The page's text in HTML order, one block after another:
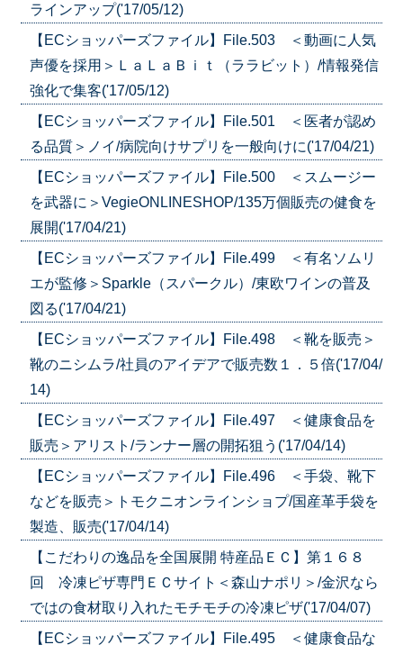
ラインアップ('17/05/12)
【ECショッパーズファイル】File.503 ＜動画に人気
声優を採用＞ＬａＬａＢｉｔ（ララビット）/情報発信
強化で集客('17/05/12)
【ECショッパーズファイル】File.501 ＜医者が認め
る品質＞ノイ/病院向けサプリを一般向けに('17/04/21)
【ECショッパーズファイル】File.500 ＜スムージー
を武器に＞VegieONLINESHOP/135万個販売の健食を
展開('17/04/21)
【ECショッパーズファイル】File.499 ＜有名ソムリ
エが監修＞Sparkle（スパークル）/東欧ワインの普及
図る('17/04/21)
【ECショッパーズファイル】File.498 ＜靴を販売＞
靴のニシムラ/社員のアイデアで販売数１．５倍('17/04/
14)
【ECショッパーズファイル】File.497 ＜健康食品を
販売＞アリスト/ランナー層の開拓狙う('17/04/14)
【ECショッパーズファイル】File.496 ＜手袋、靴下
などを販売＞トモクニオンラインショプ/国産革手袋を
製造、販売('17/04/14)
【こだわりの逸品を全国展開 特産品ＥＣ】第１６８
回 冷凍ピザ専門ＥＣサイト＜森山ナポリ＞/金沢なら
ではの食材取り入れたモチモチの冷凍ピザ('17/04/07)
【ECショッパーズファイル】File.495 ＜健康食品な